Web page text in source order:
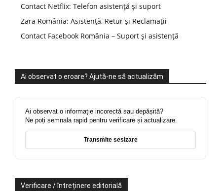
Contact Netflix: Telefon asistență și suport
Zara România: Asistență, Retur și Reclamații
Contact Facebook România – Suport și asistență
Ai observat o eroare? Ajută-ne să actualizăm
Ai observat o informație incorectă sau depășită?
Ne poți semnala rapid pentru verificare și actualizare.
Transmite sesizare
Verificare / întreținere editorială